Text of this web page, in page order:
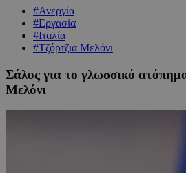
#Ανεργία
#Εργασία
#Ιταλία
#Τζόρτζια Μελόνι
Σάλος για το γλωσσικό
Μελόνι